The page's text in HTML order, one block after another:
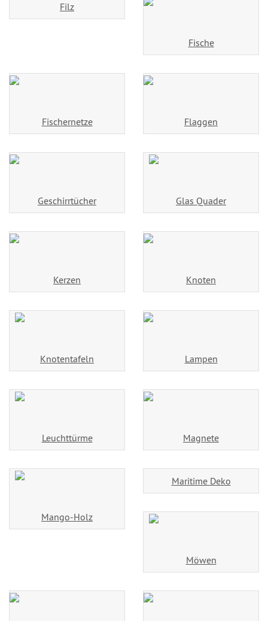
Filz
Fische
Fischernetze Flaggen
Geschirrtücher Glas Quader
Kerzen Knoten
Knotentafeln Lampen
Leuchttürme Magnete
Mango-Holz
Maritime Deko
Möwen